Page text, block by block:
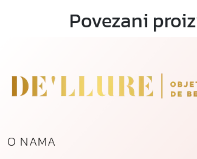
Povezani
O NAMA